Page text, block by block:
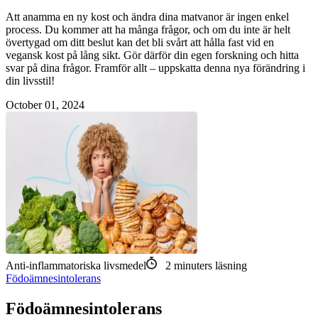
Att anamma en ny kost och ändra dina matvanor är ingen enkel
process. Du kommer att ha många frågor, och om du inte är helt
övertygad om ditt beslut kan det bli svårt att hålla fast vid en
vegansk kost på lång sikt. Gör därför din egen forskning och hitta
svar på dina frågor. Framför allt – uppskatta denna nya förändring i
din livsstil!
October 01, 2024
Anti-inflammatoriska livsmedel 2 minuters läsning
Födoämnesintolerans
Födoämnesintolerans